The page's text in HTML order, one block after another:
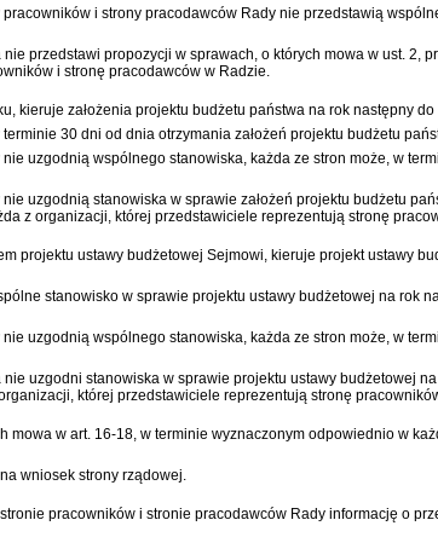
i strony pracodawców Rady nie przedstawią
przedstawi propozycji w sprawach, o których mowa w ust.
i stronę pracodawców w Radzie.
kieruje założenia projektu budżetu państwa na rok następny
30 dni od dnia otrzymania założeń projektu budżetu
uzgodnią wspólnego stanowiska, każda ze stron może, w
uzgodnią stanowiska w sprawie założeń projektu budżetu
z organizacji, której przedstawiciele reprezentują stronę
projektu ustawy budżetowej Sejmowi, kieruje projekt ustawy
stanowisko w sprawie projektu ustawy budżetowej na rok
uzgodnią wspólnego stanowiska, każda ze stron może, w
uzgodni stanowiska w sprawie projektu ustawy budżetowej
której przedstawiciele reprezentują stronę
w art. 16-18, w terminie wyznaczonym odpowiednio w
wniosek strony rządowej.
pracowników i stronie pracodawców Rady informację o